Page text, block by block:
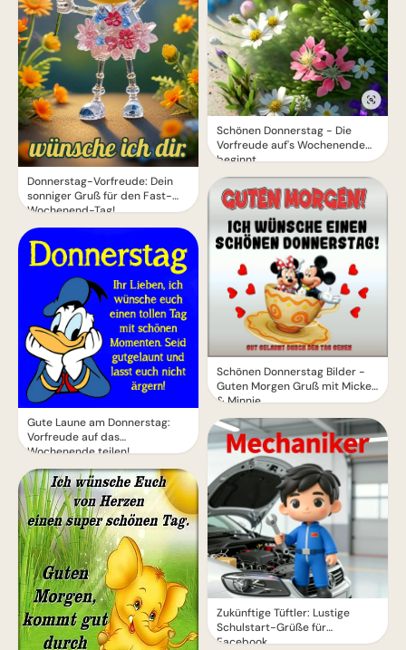
Donnerstag-Vorfreude: Dein
sonniger Gruß für den Fast-
Wochenend-Tag!
Gute Laune am Donnerstag:
Vorfreude auf das
Wochenende teilen!
Schönen Donnerstag - Die
Vorfreude auf's Wochenende
beginnt
Schönen Donnerstag Bilder -
Guten Morgen Gruß mit Mickey
& Minnie
Zukünftige Tüftler: Lustige
Schulstart-Grüße für
Facebook